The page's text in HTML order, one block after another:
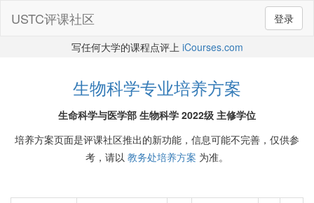
登录
USTC评课社区
写任何大学的课程点评上 iCourses.com
生物科学专业培养方案
生命科学与医学部 生物科学 2022级 主修学位
培养方案页面是评课社区推出的新功能，信息可能不完善，仅供参
考，请以 教务处培养方案 为准。